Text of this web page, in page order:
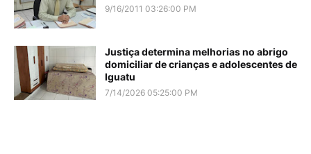
9/16/2011 03:26:00 PM
Justiça determina melhorias no abrigo
domiciliar de crianças e adolescentes de
Iguatu
7/14/2026 05:25:00 PM